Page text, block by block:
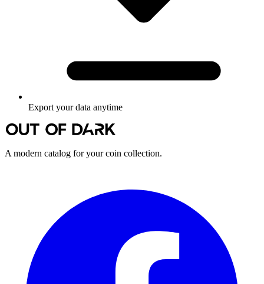
Export your data anytime
A modern catalog for your coin collection.